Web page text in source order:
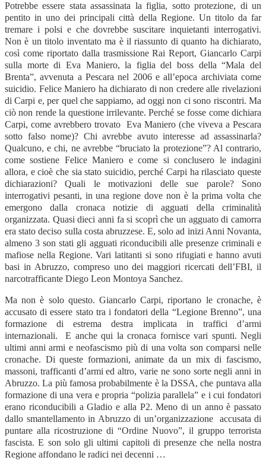
Potrebbe essere stata assassinata la figlia, sotto protezione, di un
pentito in uno dei principali città della Regione. Un titolo da far
tremare i polsi e che dovrebbe suscitare inquietanti interrogativi.
Non è un titolo inventato ma è il riassunto di quanto ha dichiarato,
così come riportato dalla trasmissione Rai Report, Giancarlo Carpi
sulla morte di Eva Maniero, la figlia del boss della “Mala del
Brenta”, avvenuta a Pescara nel 2006 e all’epoca archiviata come
suicidio. Felice Maniero ha dichiarato di non credere alle rivelazioni
di Carpi e, per quel che sappiamo, ad oggi non ci sono riscontri. Ma
ciò non rende la questione irrilevante. Perché se fosse come dichiara
Carpi, come avrebbero trovato Eva Maniero (che viveva a Pescara
sotto falso nome)? Chi avrebbe avuto interesse ad assassinarla?
Qualcuno, e chi, ne avrebbe “bruciato la protezione”? Al contrario,
come sostiene Felice Maniero e come si conclusero le indagini
allora, e cioè che sia stato suicidio, perché Carpi ha rilasciato queste
dichiarazioni? Quali le motivazioni delle sue parole? Sono
interrogativi pesanti, in una regione dove non è la prima volta che
emergono dalla cronaca notizie di agguati della criminalità
organizzata. Quasi dieci anni fa si scoprì che un agguato di camorra
era stato deciso sulla costa abruzzese. E, solo ad inizi Anni Novanta,
almeno 3 son stati gli agguati riconducibili alle presenze criminali e
mafiose nella Regione. Vari latitanti si sono rifugiati e hanno avuti
basi in Abruzzo, compreso uno dei maggiori ricercati dell’FBI, il
narcotrafficante Diego Leon Montoya Sanchez.
Ma non è solo questo. Giancarlo Carpi, riportano le cronache, è
accusato di essere stato tra i fondatori della “Legione Brenno”, una
formazione di estrema destra implicata in traffici d’armi
internazionali. E anche qui la cronaca fornisce vari spunti. Negli
ultimi anni armi e neofascismo più di una volta son comparsi nelle
cronache. Di queste formazioni, animate da un mix di fascismo,
massoni, trafficanti d’armi ed altro, varie ne sono sorte negli anni in
Abruzzo. La più famosa probabilmente è la DSSA, che puntava alla
formazione di una vera e propria “polizia parallela” e i cui fondatori
erano riconducibili a Gladio e alla P2. Meno di un anno è passato
dallo smantellamento in Abruzzo di un’organizzazione accusata di
puntare alla ricostruzione di “Ordine Nuovo”, il gruppo terrorista
fascista. E son solo gli ultimi capitoli di presenze che nella nostra
Regione affondano le radici nei decenni …